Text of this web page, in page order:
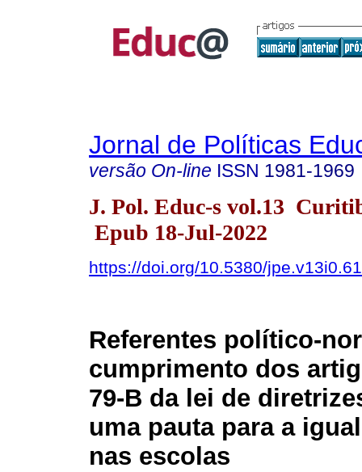
Jornal de Políticas
versão On-line ISSN 1981-1969
J. Pol. Educ-s vol.13
Epub 18-Jul-2022
https://doi.org/10.5380/
Referentes político-
cumprimento dos
79-B da lei de
uma pauta para a
nas escolas